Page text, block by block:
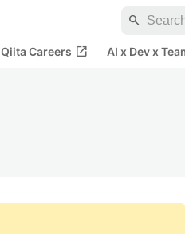
search
Qiita Careers open_in_new AI x Dev x